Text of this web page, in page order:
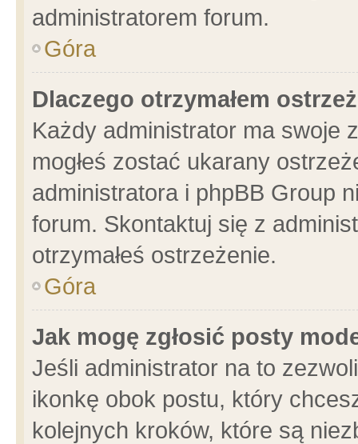
administratorem forum.
Góra
Dlaczego otrzymałem
Każdy administrator ma swoje
mogłeś zostać ukarany
administratora i phpBB Group
forum. Skontaktuj się z
otrzymałeś ostrzeżenie.
Góra
Jak mogę zgłosić posty
Jeśli administrator na to
ikonkę obok postu, który
kolejnych kroków, które są